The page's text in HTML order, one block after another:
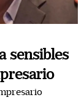
sensibles